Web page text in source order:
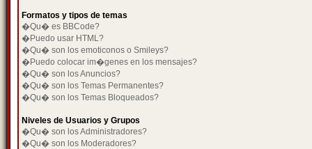
Formatos y tipos de temas
�Qu� es BBCode?
�Puedo usar HTML?
�Qu� son los emoticonos o Smileys?
�Puedo colocar im�genes en los mensajes?
�Qu� son los Anuncios?
�Qu� son los Temas Permanentes?
�Qu� son los Temas Bloqueados?
Niveles de Usuarios y Grupos
�Qu� son los Administradores?
�Qu� son los Moderadores?